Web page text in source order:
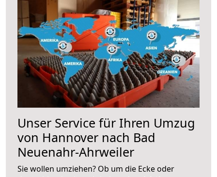
Unser Service für Ihren Umzug
von Hannover nach Bad
Neuenahr-Ahrweiler
Sie wollen umziehen? Ob um die Ecke oder